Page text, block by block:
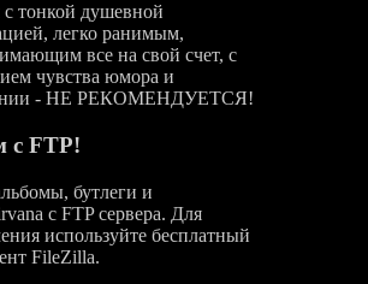
тонкой душевной
легко ранимым,
все на свой счет, с
чувства юмора и
- НЕ РЕКОМЕНДУЕТСЯ!
c FTP!
бутлеги и
с FTP сервера. Для
используйте бесплатный
FileZilla.